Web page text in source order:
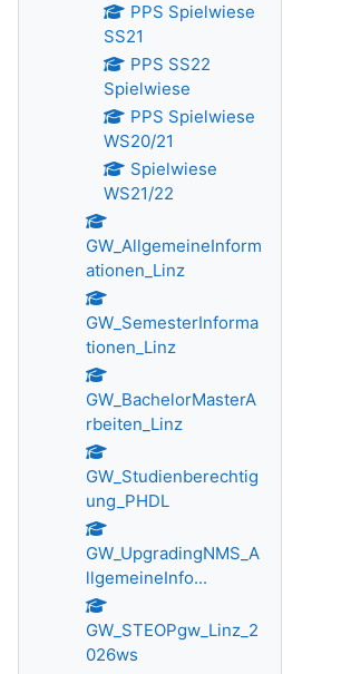
PPS Spielwiese
SS21
PPS SS22
Spielwiese
PPS Spielwiese
WS20/21
Spielwiese
WS21/22
GW_AllgemeineInform
ationen_Linz
GW_SemesterInforma
tionen_Linz
GW_BachelorMasterA
rbeiten_Linz
GW_Studienberechtig
ung_PHDL
GW_UpgradingNMS_A
llgemeineInfo...
GW_STEOPgw_Linz_2
026ws